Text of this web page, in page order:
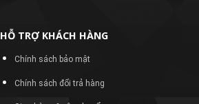
HỖ TRỢ KHÁCH HÀNG
Chính sách bảo mật
Chính sách đổi trả hàng